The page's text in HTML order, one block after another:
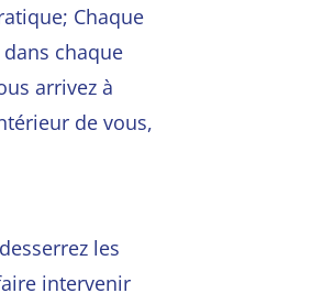
Chaque
chaque
arrivez à
de vous,
les
ire intervenir